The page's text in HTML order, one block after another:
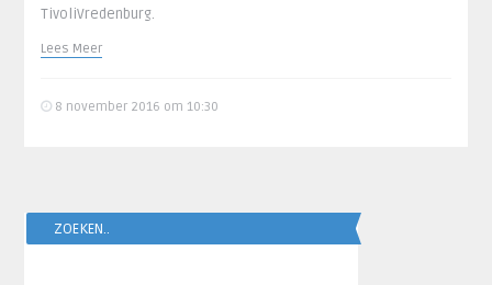
TivoliVredenburg.
Lees Meer
8 november 2016 om 10:30
ZOEKEN..